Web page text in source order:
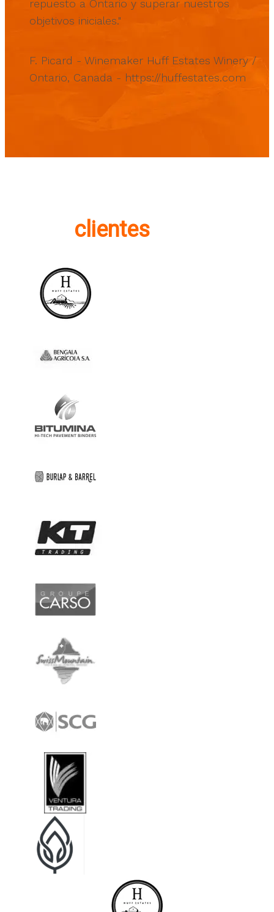
repuesto a Ontario y superar nuestros
objetivos iniciales."
F. Picard - Winemaker Huff Estates Winery /
Ontario, Canada - https://huffestates.com
clientes